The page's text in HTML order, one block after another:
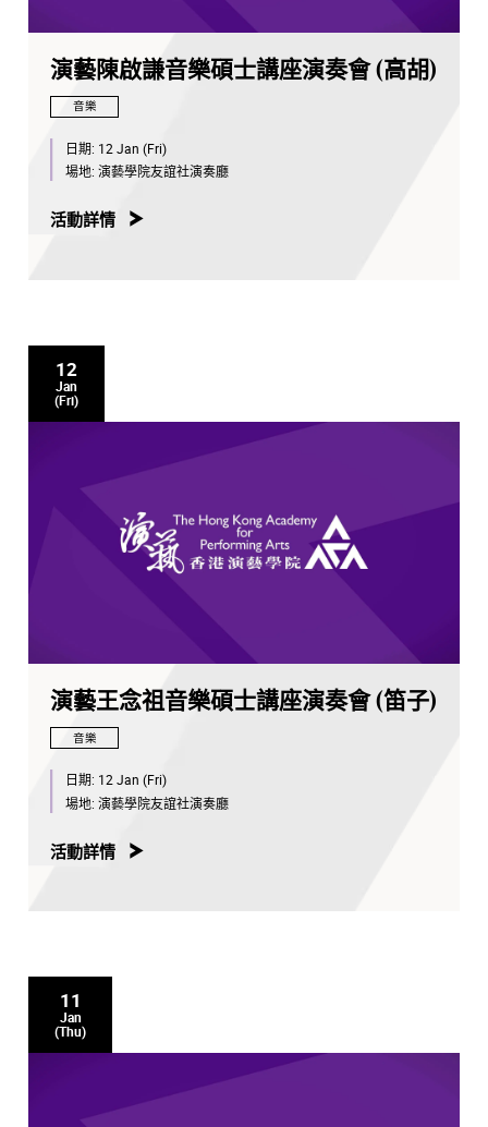
演藝陳啟謙音樂碩士講座演奏會 (高胡)
音樂
日期: 12 Jan (Fri)
場地: 演藝學院友誼社演奏廳
活動詳情
12
Jan
(Fri)
演藝王念祖音樂碩士講座演奏會 (笛子)
音樂
日期: 12 Jan (Fri)
場地: 演藝學院友誼社演奏廳
活動詳情
11
Jan
(Thu)